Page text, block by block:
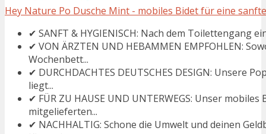
Hey Nature Po Dusche Mint - mobiles Bidet für eine
✔ SANFT & HYGIENISCH: Nach dem Toilettengang
✔ VON ÄRZTEN UND HEBAMMEN EMPFOHLEN:
Wochenbett...
✔ DURCHDACHTES DEUTSCHES DESIGN: Unsere
liegt...
✔ FÜR ZU HAUSE UND UNTERWEGS: Unser
mitgelieferten...
✔ NACHHALTIG: Schone die Umwelt und deinen